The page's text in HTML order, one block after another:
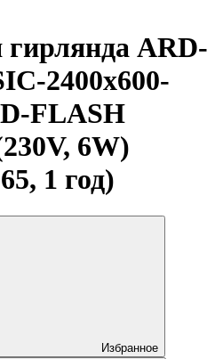
гирлянда ARD-
2400x600-
FLASH
6W)
1 год)
Избранное